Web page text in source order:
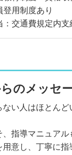
登用制度あり
：交通費規定内支
のメッセ
い人はほとん
指導マニュアル
意し、丁寧に